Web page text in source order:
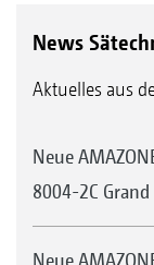
News
Aktuelles aus
Neue
8004-2C
Neue